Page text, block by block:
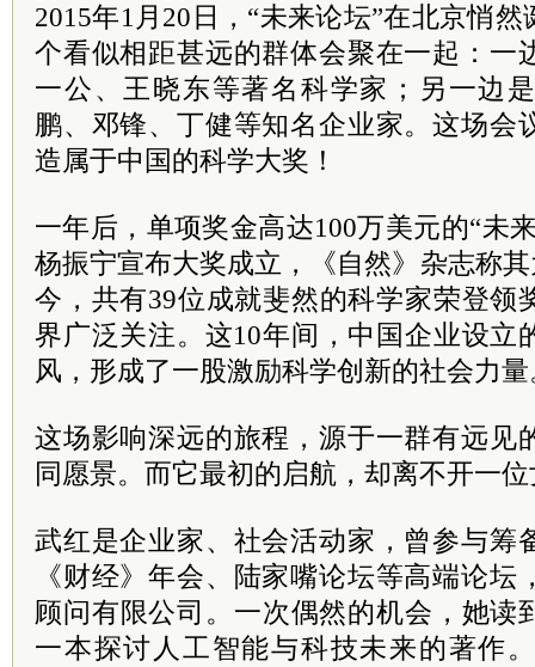
2015年1月20日，“未来论坛”在北京悄
个看似相距甚远的群体会聚在一起：一
一公、王晓东等著名科学家；另一边
鹏、邓锋、丁健等知名企业家。这场会
造属于中国的科学大奖！
一年后，单项奖金高达100万美元的“未
杨振宁宣布大奖成立，《自然》杂志称
今，共有39位成就斐然的科学家荣登领
界广泛关注。这10年间，中国企业设立
风，形成了一股激励科学创新的社会力量
这场影响深远的旅程，源于一群有远见
同愿景。而它最初的启航，却离不开一
武红是企业家、社会活动家，曾参与筹
《财经》年会、陆家嘴论坛等高端论
顾问有限公司。一次偶然的机会，她
一本探讨人工智能与科技未来的著作